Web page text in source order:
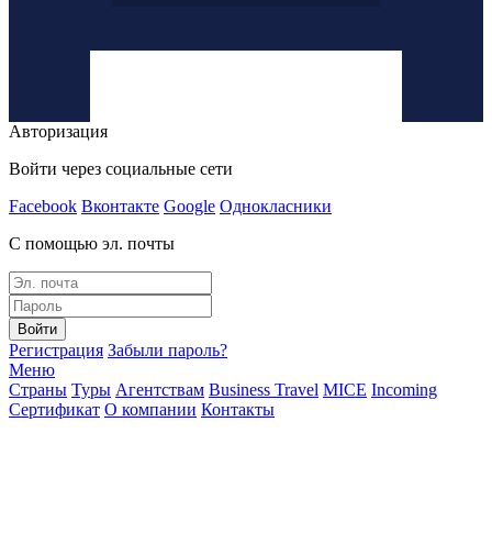
Авторизация
Войти через социальные сети
Facebook Вконтакте Google Однокласники
С помощью эл. почты
Войти
Регистрация Забыли пароль?
Меню
Страны Туры Агентствам Business Travel MICE Incoming
Сертификат О компании Контакты